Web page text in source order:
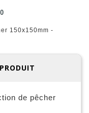
150x150mm -
de pêcher